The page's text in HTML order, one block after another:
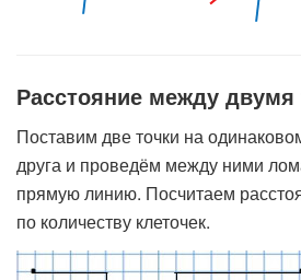
Расстояние между двумя
Поставим две точки на
друга и проведём между ними
прямую линию. Посчитаем
по количеству клеточек.